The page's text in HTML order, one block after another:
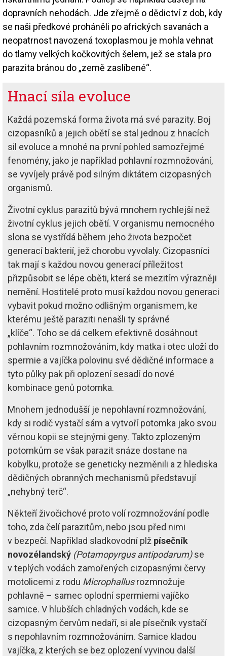
dopravních nehodách. Jde zřejmě o dědictví z dob, kdy
se naši předkové proháněli po afrických savanách a
neopatrnost navozená toxoplasmou je mohla vehnat
do tlamy velkých kočkovitých šelem, jež se stala pro
parazita bránou do „země zaslíbené“.
Hnací síla evoluce
Každá pozemská forma života má své parazity. Boj
cizopasníků a jejich obětí se stal jednou z hnacích
sil evoluce a mnohé na první pohled samozřejmé
fenomény, jako je například pohlavní rozmnožování,
se vyvíjely právě pod silným diktátem cizopasných
organismů.
Životní cyklus parazitů bývá mnohem rychlejší než
životní cyklus jejich obětí. V organismu nemocného
slona se vystřídá během jeho života bezpočet
generací bakterií, jež chorobu vyvolaly. Cizopasníci
tak mají s každou novou generací příležitost
přizpůsobit se lépe oběti, která se mezitím výrazněji
nemění. Hostitelé proto musí každou novou generaci
vybavit pokud možno odlišným organismem, ke
kterému ještě paraziti nenašli ty správné
„klíče“. Toho se dá celkem efektivně dosáhnout
pohlavním rozmnožováním, kdy matka i otec uloží do
spermie a vajíčka polovinu své dědičné informace a
tyto půlky pak při oplození sesadí do nové
kombinace genů potomka.
Mnohem jednodušší je nepohlavní rozmnožování,
kdy si rodič vystačí sám a vytvoří potomka jako svou
věrnou kopii se stejnými geny. Takto zplozeným
potomkům se však parazit snáze dostane na
kobylku, protože se geneticky nezměnili a z hlediska
dědičných obranných mechanismů představují
„nehybný terč“.
Někteří živočichové proto volí rozmnožování podle
toho, zda čelí parazitům, nebo jsou před nimi
v bezpečí. Například sladkovodní plž písečník
novozélandský (Potamopyrgus antipodarum)se
v teplých vodách zamořených cizopasnými červy
motolicemi z rodu Microphallusrozmnožuje
pohlavně – samec oplodní spermiemi vajíčko
samice. V hlubších chladných vodách, kde se
cizopasným červům nedaří, si ale písečník vystačí
s nepohlavním rozmnožováním. Samice kladou
vajíčka, z kterých se bez oplození vyvinou další